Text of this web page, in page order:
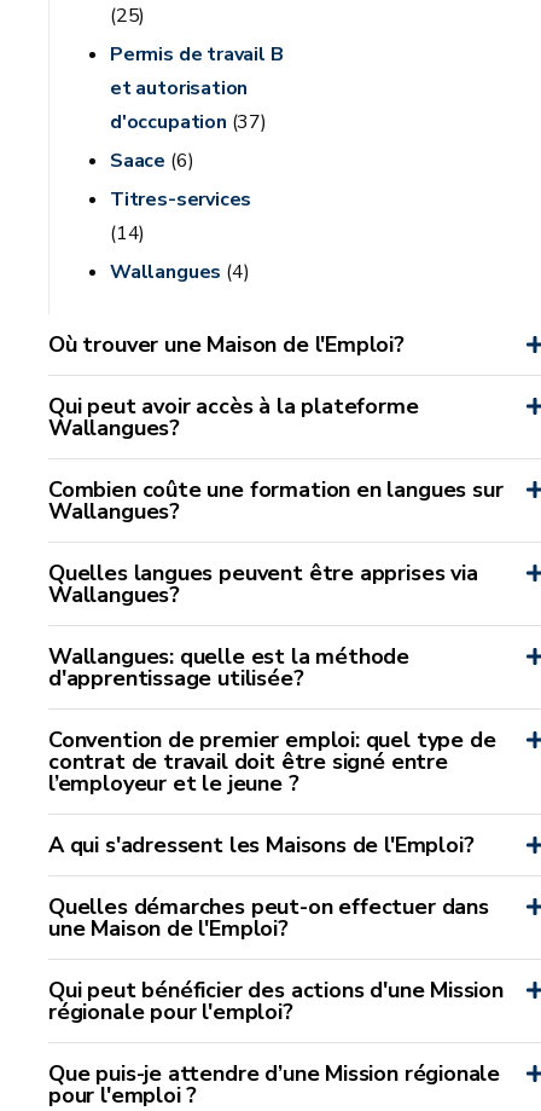
(25)
Permis de travail B
et autorisation
d'occupation (37)
Saace (6)
Titres-services
(14)
Wallangues (4)
Où trouver une Maison de l'Emploi?
Qui peut avoir accès à la plateforme
Wallangues?
Combien coûte une formation en langues sur
Wallangues?
Quelles langues peuvent être apprises via
Wallangues?
Wallangues: quelle est la méthode
d'apprentissage utilisée?
Convention de premier emploi: quel type de
contrat de travail doit être signé entre
l’employeur et le jeune ?
A qui s'adressent les Maisons de l'Emploi?
Quelles démarches peut-on effectuer dans
une Maison de l'Emploi?
Qui peut bénéficier des actions d'une Mission
régionale pour l'emploi?
Que puis-je attendre d’une Mission régionale
pour l'emploi ?